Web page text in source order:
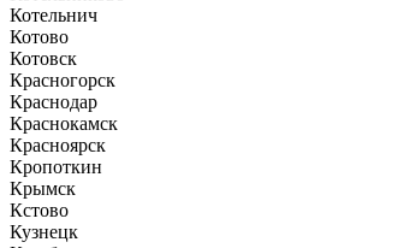
Котельнич
Котово
Котовск
Красногорск
Краснодар
Краснокамск
Красноярск
Кропоткин
Крымск
Кстово
Кузнецк